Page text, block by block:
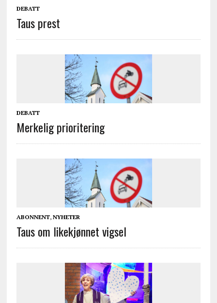
DEBATT
Taus prest
DEBATT
Merkelig prioritering
ABONNENT, NYHETER
Taus om likekjønnet vigsel